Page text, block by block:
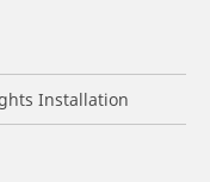
Installation